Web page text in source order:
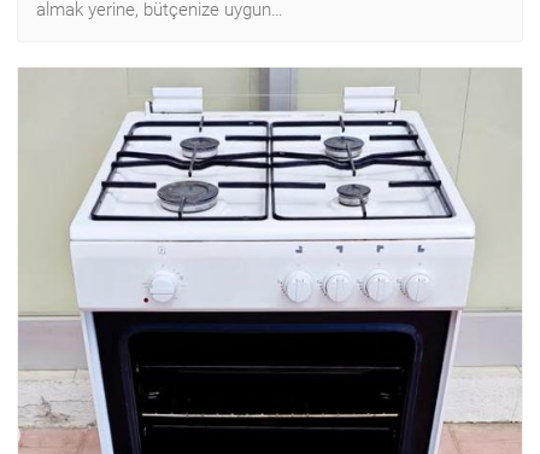
almak yerine, bütçenize uygun…